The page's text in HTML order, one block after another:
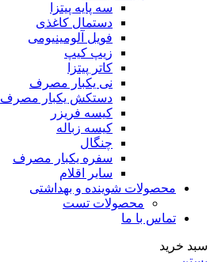
سه پایه پیتزا
دستمال کاغذی
فویل آلومینیومی
زیپ کیپ
کاتر پیتزا
نی یکبار مصرف
دستکش یکبار مصرف
کیسه فریزر
کیسه زباله
چنگال
سفره یکبار مصرف
سایر اقلام
محصولات شوینده و بهداشتی
محصولات تست
تماس با ما
سبد خرید